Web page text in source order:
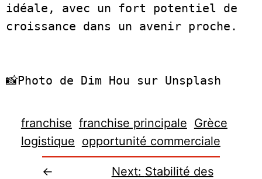
idéale, avec un fort potentiel de
croissance dans un avenir proche.
📸Photo de Dim Hou sur Unsplash
franchise franchise principale Grèce
logistique opportunité commerciale
←
Next: Stabilité des